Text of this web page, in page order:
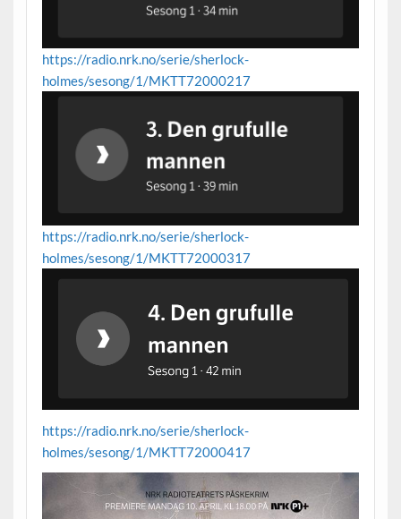
https://radio.nrk.no/serie/sherlock-
holmes/sesong/1/MKTT72000217
https://radio.nrk.no/serie/sherlock-
holmes/sesong/1/MKTT72000317
https://radio.nrk.no/serie/sherlock-
holmes/sesong/1/MKTT72000417